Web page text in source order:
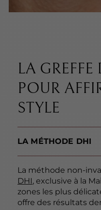
LA GREFFE
POUR
STYLE
LA MÉTHODE DHI
La méthode non-
DHI, exclusive à la
zones les plus
offre des résultats